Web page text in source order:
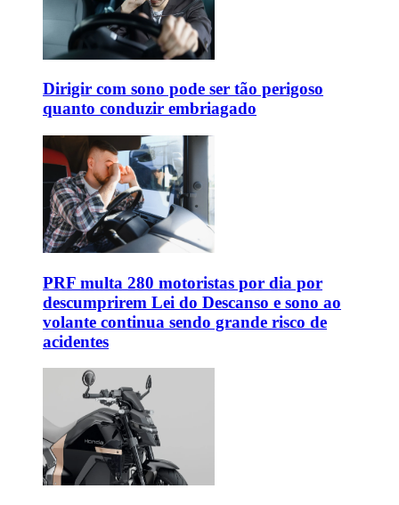
Dirigir com sono pode ser tão perigoso
quanto conduzir embriagado
PRF multa 280 motoristas por dia por
descumprirem Lei do Descanso e sono ao
volante continua sendo grande risco de
acidentes